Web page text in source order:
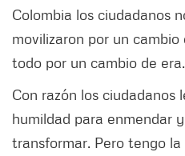
Colombia los ciudadanos
movilizaron por un
todo por un cambio de era.
Con razón los ciudadanos
humildad para enmendar
transformar. Pero tengo